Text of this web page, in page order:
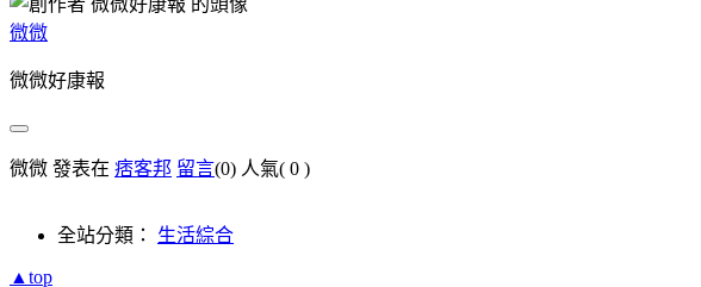
微微
微微好康報
微微 發表在 痞客邦 留言(0) 人氣( 0 )
全站分類： 生活綜合
▲top